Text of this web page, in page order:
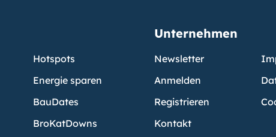
Hotspots
Energie sparen
BauDates
BroKatDowns
Unternehmen
Newsletter
Anmelden
Registrieren
Kontakt